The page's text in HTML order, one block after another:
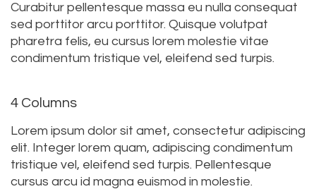
Curabitur pellentesque massa eu nulla consequat
sed porttitor arcu porttitor. Quisque volutpat
pharetra felis, eu cursus lorem molestie vitae
condimentum tristique vel, eleifend sed turpis.
4 Columns
Lorem ipsum dolor sit amet, consectetur adipiscing
elit. Integer lorem quam, adipiscing condimentum
tristique vel, eleifend sed turpis. Pellentesque
cursus arcu id magna euismod in molestie.